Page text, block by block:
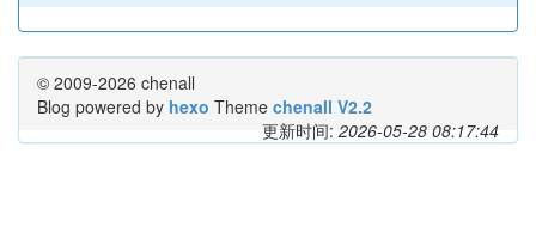
© 2009-2026 chenall
Blog powered by hexo Theme chenall V2.2
更新时间: 2026-05-28 08:17:44